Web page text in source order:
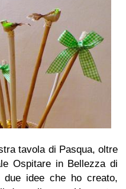
tavola di Pasqua, oltre
Ospitare in Bellezza di
due idee che ho creato,